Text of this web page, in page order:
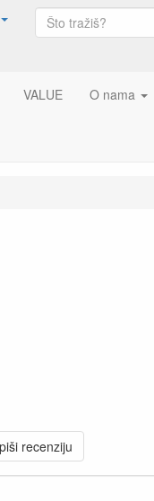
VALUE O nama
recenziju